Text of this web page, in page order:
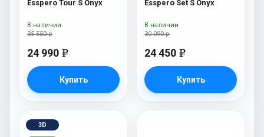
Esspero Tour S Onyx
35 550 р
24 990 e
Купить
В наличии
Esspero Set S Onyx
30 090 р
24 450 e
Купить
В наличии
3D